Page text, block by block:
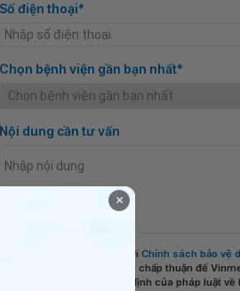
Số điện thoại*
Chọn bệnh viện gần bạn nhất*
Nội dung cần tư vấn
Tôi đã đọc và đồng ý với Chính sách bảo vệ
và chấp thuận để
DLCN của tôi theo quy định của pháp luật về
×